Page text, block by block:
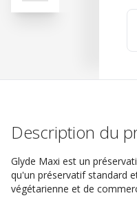
Description du
Glyde Maxi est un
qu'un préservatif standard
végétarienne et de